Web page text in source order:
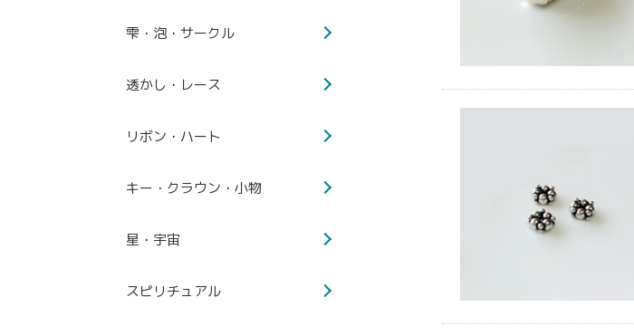
雫・泡・サークル
透かし・レース
リボン・ハート
キー・クラウン・小物
星・宇宙
スピリチュアル